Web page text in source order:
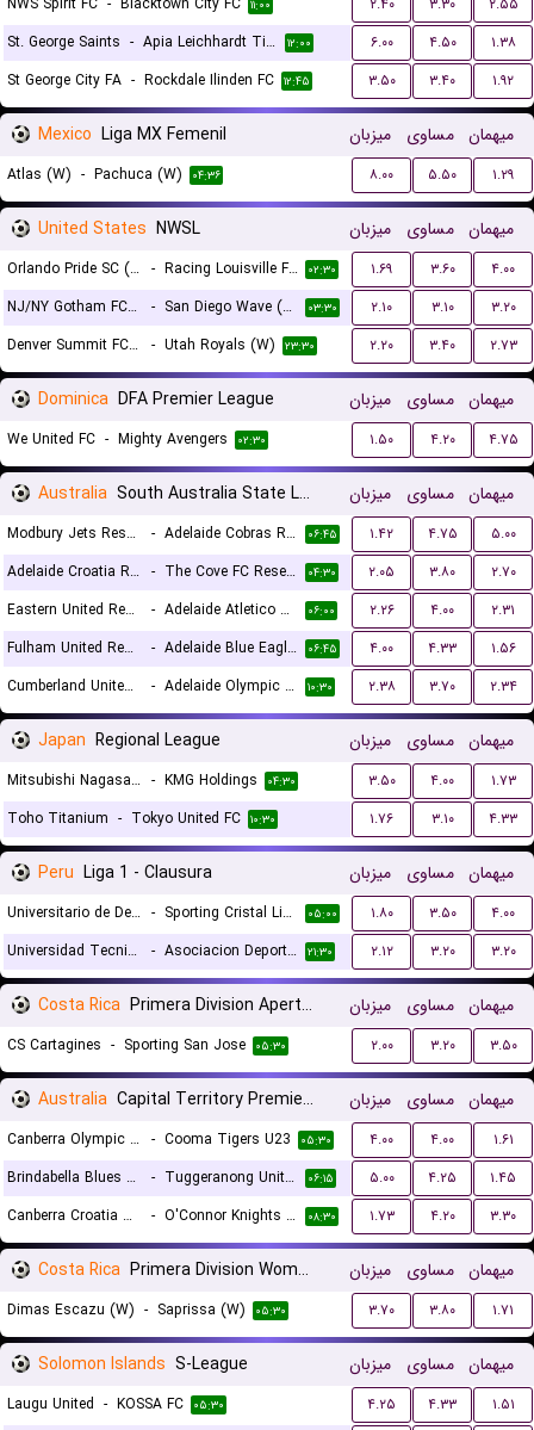
۱۱:۰۰
St. George Saints - Apia Leichhardt Tigers ۱۲:۰۰ ۶.۰۰ ۴.۵۰
۱.۳۸
St George City FA - Rockdale Ilinden FC ۱۲:۴۵ ۳.۵۰ ۳.۴۰ ۱.۹۲
Mexico Liga MX Femenil میزبان مساوی میهمان
Atlas (W) - Pachuca (W) ۰۴:۳۶ ۸.۰۰ ۵.۵۰ ۱.۲۹
United States NWSL میزبان مساوی میهمان
Orlando Pride SC (W) - Racing Louisville FC (W) ۰۲:۳۰ ۱.۶۹ ۳.۶۰
۴.۰۰
NJ/NY Gotham FC (W)
- San Diego Wave (W) ۰۳:۳۰ ۲.۱۰ ۳.۱۰
۳.۲۰
Denver Summit FC (W)
- Utah Royals (W) ۲۳:۳۰ ۲.۲۰ ۳.۴۰ ۲.۷۳
Dominica DFA Premier League میزبان مساوی میهمان
We United FC - Mighty Avengers ۰۲:۳۰ ۱.۵۰ ۴.۲۰ ۴.۷۵
Australia South Australia State League 1 Reserves میزبان مساوی میهمان
Modbury Jets Reserves - Adelaide Cobras Reserves ۰۶:۴۵ ۱.۴۲ ۴.۷۵
۵.۰۰
Adelaide Croatia Raiders Reserves - The Cove FC Reserves ۰۴:۳۰ ۲.۰۵ ۳.۸۰
۲.۷۰
Eastern United Reserves
- Adelaide Atletico Reserves ۰۶:۰۰ ۲.۲۶ ۴.۰۰
۲.۳۱
Fulham United Reserves
- Adelaide Blue Eagles Reserves ۰۶:۴۵ ۴.۰۰ ۴.۳۳
۱.۵۶
Cumberland United Reserves
- Adelaide Olympic FC Reserves ۱۰:۳۰ ۲.۳۸ ۳.۷۰ ۲.۳۴
Japan Regional League میزبان مساوی میهمان
Mitsubishi Nagasaki SC - KMG Holdings ۰۴:۳۰ ۳.۵۰ ۴.۰۰
۱.۷۳
Toho Titanium - Tokyo United FC ۱۰:۳۰ ۱.۷۶ ۳.۱۰ ۴.۳۳
Peru Liga 1 - Clausura میزبان مساوی میهمان
Universitario de Deportes - Sporting Cristal Lima ۰۵:۰۰ ۱.۸۰ ۳.۵۰
۴.۰۰
Universidad Tecnica de Cajamarca
- Asociacion Deportiva Tarma ۲۱:۳۰ ۲.۱۲ ۳.۲۰ ۳.۲۰
Costa Rica Primera Division Apertura میزبان مساوی میهمان
CS Cartagines - Sporting San Jose ۰۵:۳۰ ۲.۰۰ ۳.۲۰ ۳.۵۰
Australia Capital Territory Premier League U23 میزبان مساوی میهمان
Canberra Olympic U23 - Cooma Tigers U23 ۰۵:۳۰ ۴.۰۰ ۴.۰۰
۱.۶۱
Brindabella Blues U23
- Tuggeranong United U23 ۰۶:۱۵ ۵.۰۰ ۴.۲۵
۱.۴۵
Canberra Croatia U23
- O'Connor Knights U23 ۰۸:۳۰ ۱.۷۳ ۴.۲۰ ۳.۳۰
Costa Rica Primera Division Women میزبان مساوی میهمان
Dimas Escazu (W) - Saprissa (W) ۰۵:۳۰ ۳.۷۰ ۳.۸۰ ۱.۷۱
Solomon Islands S-League میزبان مساوی میهمان
Laugu United - KOSSA FC ۰۵:۳۰ ۴.۲۵ ۴.۳۳
۱.۵۱